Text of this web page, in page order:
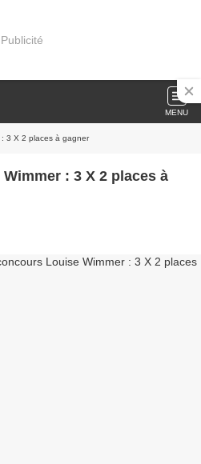
Publicité
MENU
: 3 X 2 places à gagner
: 3 X 2 places à